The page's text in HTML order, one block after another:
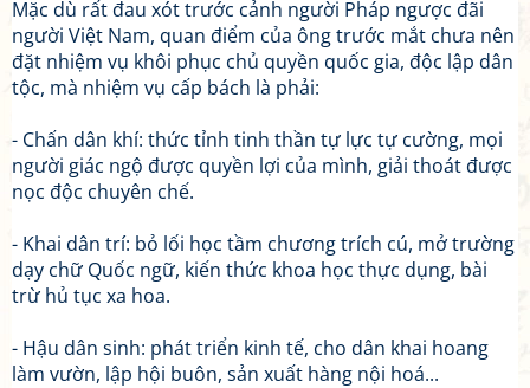
Mặc dù rất đau xót trước cảnh người Pháp ngược đãi
người Việt Nam, quan điểm của ông trước mắt chưa nên
đặt nhiệm vụ khôi phục chủ quyền quốc gia, độc lập dân
tộc, mà nhiệm vụ cấp bách là phải:
- Chấn dân khí: thức tỉnh tinh thần tự lực tự cường, mọi
người giác ngộ được quyền lợi của mình, giải thoát được
nọc độc chuyên chế.
- Khai dân trí: bỏ lối học tầm chương trích cú, mở trường
dạy chữ Quốc ngữ, kiến thức khoa học thực dụng, bài
trừ hủ tục xa hoa.
- Hậu dân sinh: phát triển kinh tế, cho dân khai hoang
làm vườn, lập hội buôn, sản xuất hàng nội hoá...